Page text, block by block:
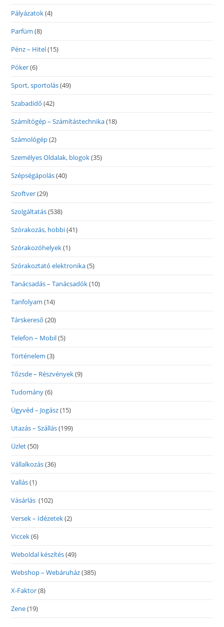
Pályázatok(4)
Parfüm (8)
Pénz – Hitel(15)
Póker(6)
Sport, sportolás(49)
Szabadidő (42)
Számítógép – Számítástechnika(18)
Számológép(2)
Személyes Oldalak, blogok(35)
Szépségápolás(40)
Szoftver(29)
Szolgáltatás(538)
Szórakozás, hobbi(41)
Szórakozóhelyek(1)
Szórakoztató elektronika(5)
Tanácsadás – Tanácsadók(10)
Tanfolyam (14)
Társkereső (20)
Telefon – Mobil(5)
Történelem (3)
Tőzsde – Részvények(9)
Tudomány(6)
Ügyvéd – Jogász(15)
Utazás – Szállás(199)
Üzlet(50)
Vállalkozás(36)
Vallás(1)
Vásárlás (102)
Versek – Idézetek(2)
Viccek(6)
Weboldal készítés(49)
Webshop – Webáruház(385)
X-Faktor(8)
Zene(19)